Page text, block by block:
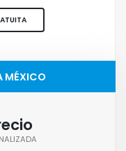
MÉXICO